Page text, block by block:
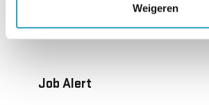
Weigeren
Job Alert